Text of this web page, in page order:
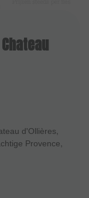
d'Ollières,
Provence,